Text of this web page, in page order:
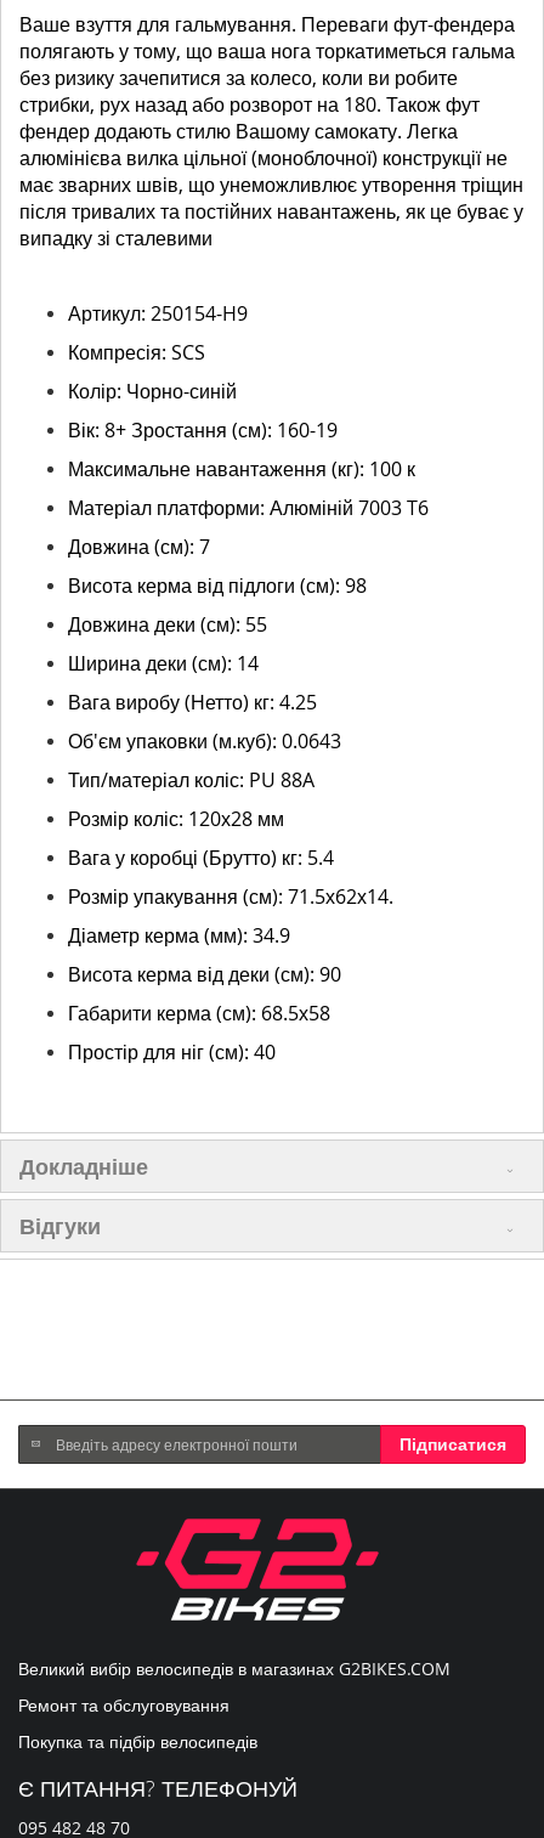
Ваше взуття для гальмування. Переваги фут-фендера
полягають у тому, що ваша нога торкатиметься гальма
без ризику зачепитися за колесо, коли ви робите
стрибки, рух назад або розворот на 180. Також фут
фендер додають стилю Вашому самокату. Легка
алюмінієва вилка цільної (моноблочної) конструкції не
має зварних швів, що унеможливлює утворення тріщин
після тривалих та постійних навантажень, як це буває у
випадку зі сталевими
Артикул: 250154-H9
Компресія: SCS
Колір: Чорно-синій
Вік: 8+ Зростання (см): 160-19
Максимальне навантаження (кг): 100 к
Матеріал платформи: Алюміній 7003 T6
Довжина (см): 7
Висота керма від підлоги (см): 98
Довжина деки (см): 55
Ширина деки (см): 14
Вага виробу (Нетто) кг: 4.25
Об'єм упаковки (м.куб): 0.0643
Тип/матеріал коліс: PU 88A
Розмір коліс: 120х28 мм
Вага у коробці (Брутто) кг: 5.4
Розмір упакування (см): 71.5х62х14.
Діаметр керма (мм): 34.9
Висота керма від деки (см): 90
Габарити керма (см): 68.5х58
Простір для ніг (см): 40
Докладніше
Відгуки
Підпишіться
на
нашу
Підписатися
Великий вибір велосипедів в магазинах G2BIKES.COM
Ремонт та обслуговування
Покупка та підбір велосипедів
Є ПИТАННЯ? ТЕЛЕФОНУЙ
095 482 48 70